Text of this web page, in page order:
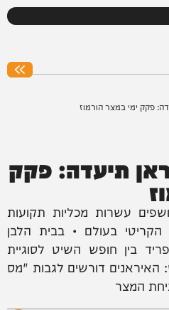
פקק ימי במצר הורמוז
תיעדה: פקק
עשרות מכליות תקועות
בעולם • בבית הלבן
בין חופש השיט לסוגיית
דורשים לגבות "מס
המצר